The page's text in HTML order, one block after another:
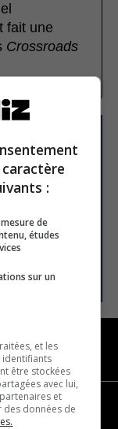
fait une
Crossroads
:
de
études
sur un
et les
identifiants
être stockées
avec lui,
et
des données de